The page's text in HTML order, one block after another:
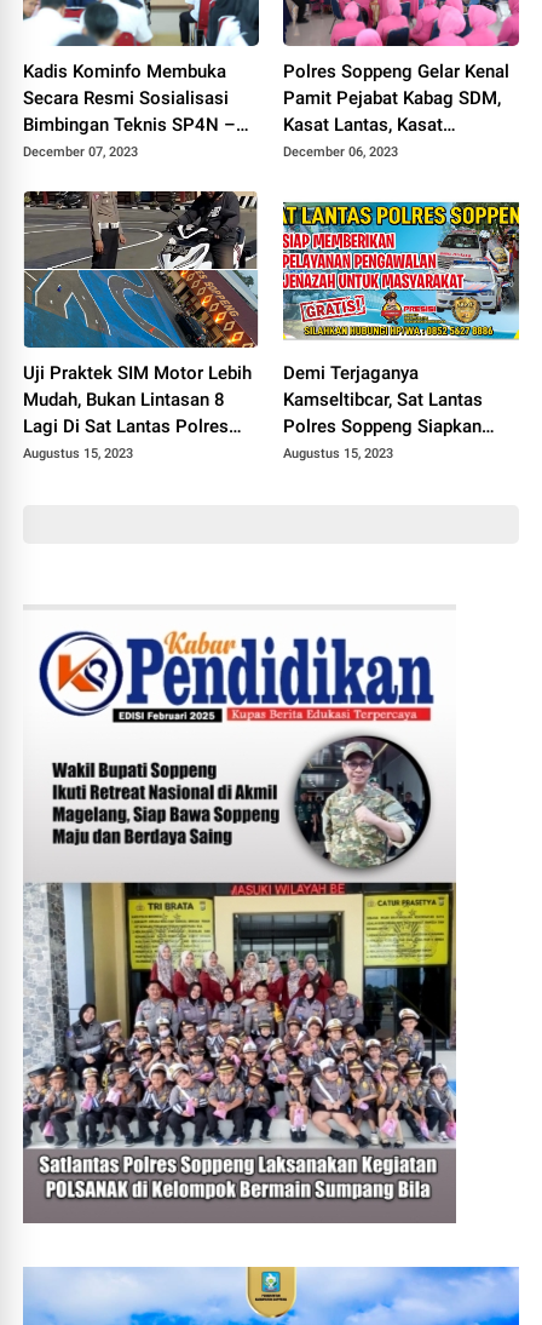
Kadis Kominfo Membuka
Secara Resmi Sosialisasi
Bimbingan Teknis SP4N –
LAPOR & PPID Lingkup
December 07, 2023
Polres Soppeng Gelar Kenal
Pamit Pejabat Kabag SDM,
Kasat Lantas, Kasat
Intelkam, Kapolsek Lilirilau
December 06, 2023
Uji Praktek SIM Motor Lebih
Mudah, Bukan Lintasan 8
Lagi Di Sat Lantas Polres
Soppeng
Augustus 15, 2023
Demi Terjaganya
Kamseltibcar, Sat Lantas
Polres Soppeng Siapkan
Layanan Pengawalan
Augustus 15, 2023